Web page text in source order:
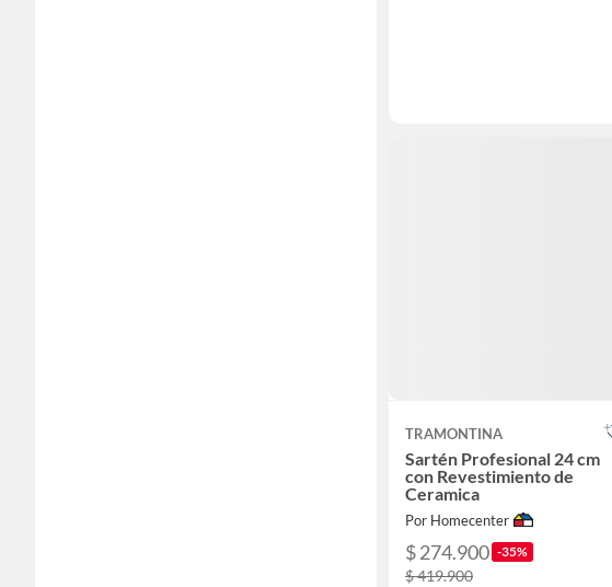
TRAMONTINA
Sartén Profesional 24 cm
con Revestimiento de
Ceramica
Por Homecenter
$ 274.900 -35%
$ 419.900